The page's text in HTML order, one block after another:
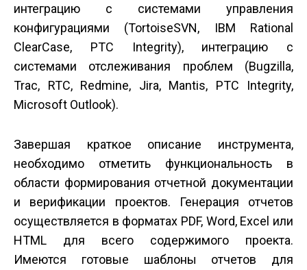
интеграцию с системами управления
конфигурациями (TortoiseSVN, IBM Rational
ClearCase, PTC Integrity), интеграцию с
системами отслеживания проблем (Bugzilla,
Trac, RTC, Redmine, Jira, Mantis, PTC Integrity,
Microsoft Outlook).
Завершая краткое описание инструмента,
необходимо отметить функциональность в
области формирования отчетной документации
и верификации проектов. Генерация отчетов
осуществляется в форматах PDF, Word, Excel или
HTML для всего содержимого проекта.
Имеются готовые шаблоны отчетов для